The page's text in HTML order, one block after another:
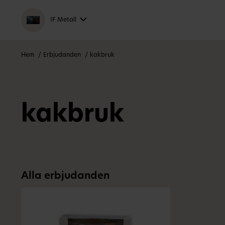
IF Metall
Hem Erbjudanden kakbruk
kakbruk
Alla erbjudanden